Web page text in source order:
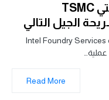
كوالكوم قد تتعامل مع شركتي TSMC
الجيل التالي
يدعي خبير الصناعة Ming-Chi Kuo أن شركة Intel Foundry Services
Read More